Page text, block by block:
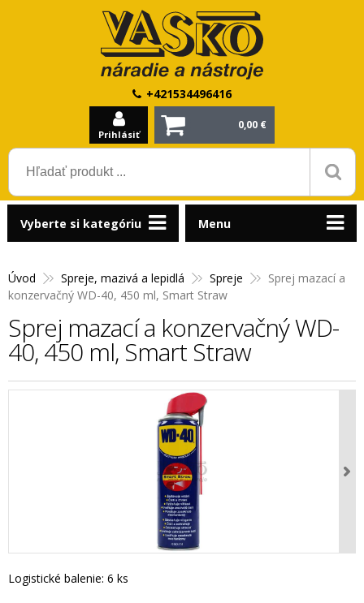
+421534496416
Prihlásiť
0,00 €
Úvod Spreje, mazivá a lepidlá Spreje
Sprej mazací a
konzervačný WD-40, 450 ml, Smart Straw
Sprej mazací a konzervačný WD-
40, 450 ml, Smart Straw
Logistické balenie: 6 ks
Vyberte si kategóriu Menu